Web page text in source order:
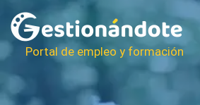
Portal de empleo y formación